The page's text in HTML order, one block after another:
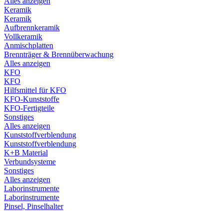
Keramik
Keramik
Aufbrennkeramik
Vollkeramik
Anmischplatten
Brennträger & Brennüberwachung
Alles anzeigen
KFO
KFO
Hilfsmittel für KFO
KFO-Kunststoffe
KFO-Fertigteile
Sonstiges
Alles anzeigen
Kunststoffverblendung
Kunststoffverblendung
K+B Material
Verbundsysteme
Sonstiges
Alles anzeigen
Laborinstrumente
Laborinstrumente
Pinsel, Pinselhalter